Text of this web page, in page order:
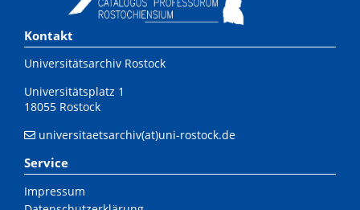
Kontakt
Universitätsarchiv Rostock
Universitätsplatz 1
18055 Rostock
universitaetsarchiv(at)uni-rostock.de
Service
Impressum